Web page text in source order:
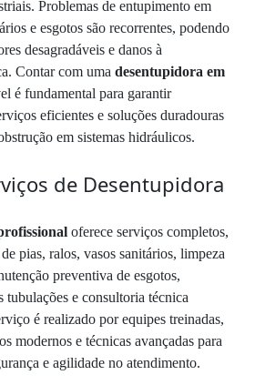
Problemas de entupimento em
e esgotos são recorrentes, podendo
desagradáveis e danos à
Contar com uma desentupidora em
é fundamental para garantir
eficientes e soluções duradouras
em sistemas hidráulicos.
de Desentupidora
oferece serviços completos,
pias, ralos, vasos sanitários, limpeza
preventiva de esgotos,
tubulações e consultoria técnica
é realizado por equipes treinadas,
modernos e técnicas avançadas para
e agilidade no atendimento.